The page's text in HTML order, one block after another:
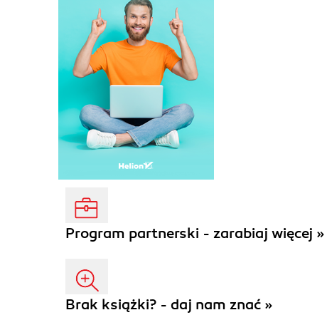
Program partnerski - zarabiaj więcej »
Brak książki? - daj nam znać »